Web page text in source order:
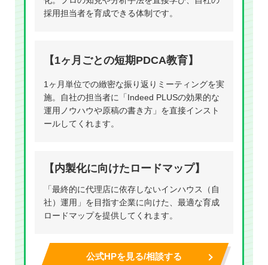
採用担当者を育成できる体制です。
【1ヶ月ごとの短期PDCA教育】
1ヶ月単位での緻密な振り返りミーティングを実
施。自社の担当者に「Indeed PLUSの効果的な
運用ノウハウや原稿の書き方」を直接インスト
ールしてくれます。
【内製化に向けたロードマップ】
「最終的に代理店に依存しないインハウス（自
社）運用」を目指す企業に向けた、最適な育成
ロードマップを提供してくれます。
公式HPを見る/相談する